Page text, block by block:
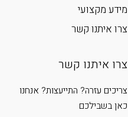
מידע מקצועי
צרו איתנו קשר
צרו איתנו קשר
צריכים עזרה? התייעצות? אנחנו
כאן בשבילכם